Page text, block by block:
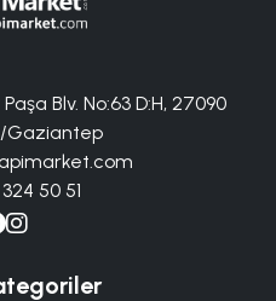
Blv. No:63 D:H, 27090
Gaziantep
50 51